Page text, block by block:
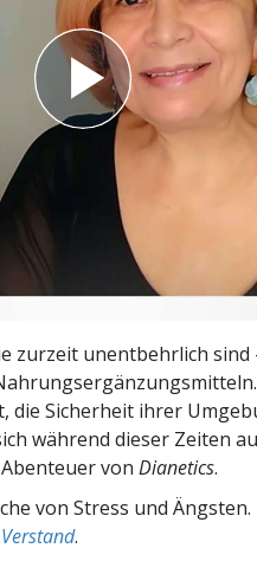
zurzeit unentbehrlich sind
die Sicherheit ihrer
während dieser Zeiten
von Dianetics.
von Stress und Ängsten.
.